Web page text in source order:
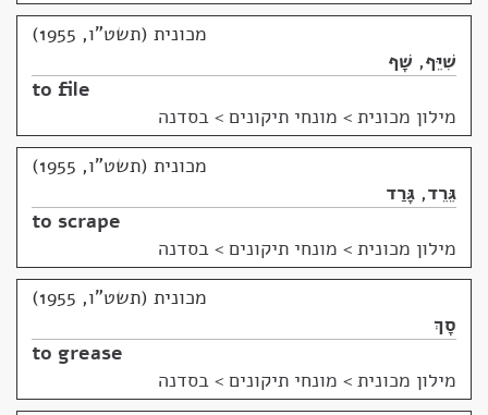
מכונית (תשט"ו, 1955)
שִׁיֵּף, שָׁף
to file
מילון מכונית > מונחי תיקונים > בסדנה
מכונית (תשט"ו, 1955)
גֵּרֵד, גָּרַד
to scrape
מילון מכונית > מונחי תיקונים > בסדנה
מכונית (תשט"ו, 1955)
סָךְ
to grease
מילון מכונית > מונחי תיקונים > בסדנה